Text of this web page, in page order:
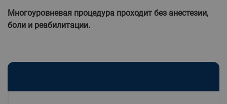
Многоуровневая процедура проходит без анестезии,
боли и реабилитации.